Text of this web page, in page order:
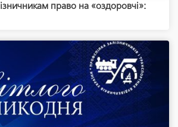
право на «оздоровчі»: